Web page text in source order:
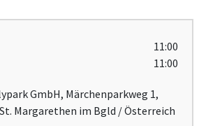
11:00
11:00
GmbH, Märchenparkweg 1,
Margarethen im Bgld / Österreich